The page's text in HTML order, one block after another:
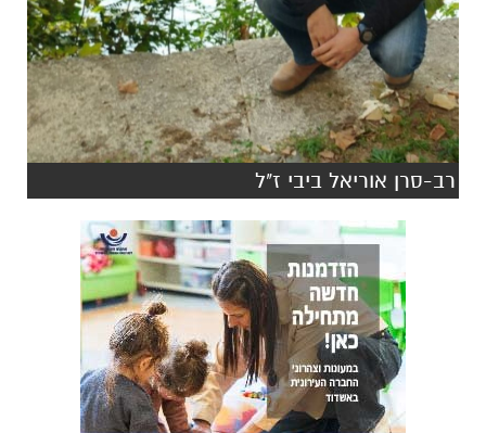
רב-סרן אוריאל ביבי ז"ל